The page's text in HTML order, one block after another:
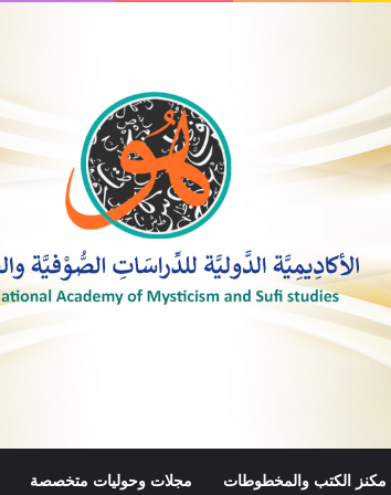
مكنز الكتب والمخطوطات مجلات وحوليات متخصصة